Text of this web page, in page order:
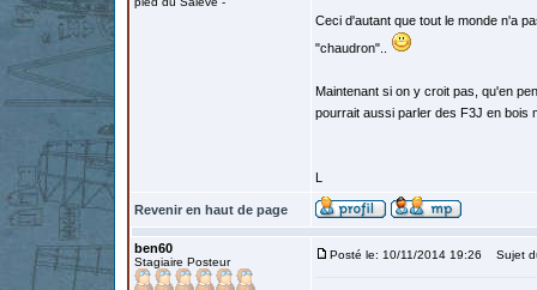
Ceci d'autant que tout le monde n'a
"chaudron"..
Maintenant si on y croit pas, qu'en
pourrait aussi parler des F3J en bois
L
Revenir en haut de page
ben60
Stagiaire Posteur
Posté le: 10/11/2014 19:26 Sujet